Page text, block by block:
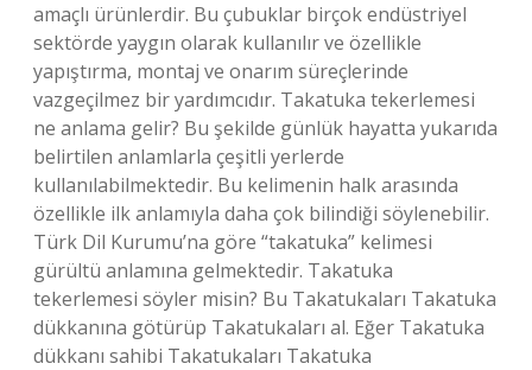
amaçlı ürünlerdir. Bu çubuklar birçok endüstriyel
sektörde yaygın olarak kullanılır ve özellikle
yapıştırma, montaj ve onarım süreçlerinde
vazgeçilmez bir yardımcıdır. Takatuka tekerlemesi
ne anlama gelir? Bu şekilde günlük hayatta yukarıda
belirtilen anlamlarla çeşitli yerlerde
kullanılabilmektedir. Bu kelimenin halk arasında
özellikle ilk anlamıyla daha çok bilindiği söylenebilir.
Türk Dil Kurumu’na göre “takatuka” kelimesi
gürültü anlamına gelmektedir. Takatuka
tekerlemesi söyler misin? Bu Takatukaları Takatuka
dükkanına götürüp Takatukaları al. Eğer Takatuka
dükkanı sahibi Takatukaları Takatuka